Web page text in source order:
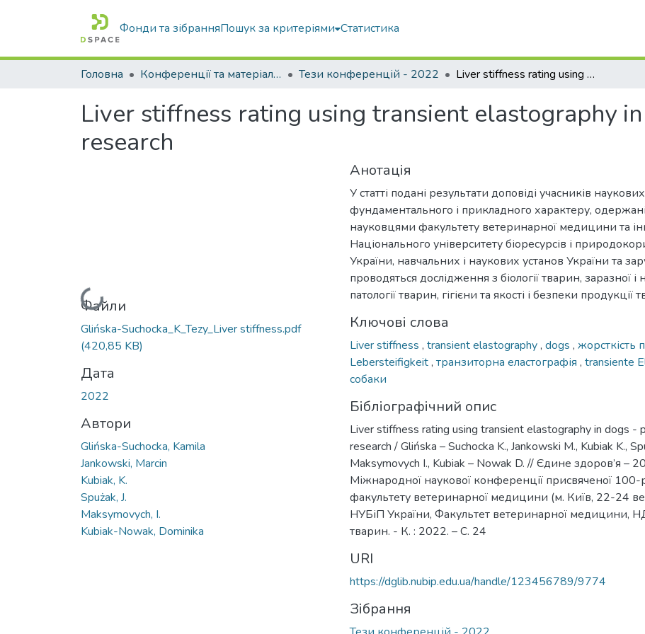
Фонди та зібранняПошук за критеріями Статистика
Головна Конференції та матеріали конференцій Тези конференцій - 2022 Liver stiffness rating using transient elastography in dogs - preliminary research
Liver stiffness rating using transient elastography
research
Вантажиться...
Файли
Glińska-Suchocka_K_Tezy_Liver stiffness.pdf
(420,85 KB)
Дата
2022
Автори
Glińska-Suchocka, Kamila
Jankowski, Marcin
Kubiak, K.
Spużak, J.
Maksymovych, I.
Kubiak-Nowak, Dominika
Анотація
У статті подані результати доповіді учасників
фундаментального і прикладного характеру,
науковцями факультету ветеринарної медицини та
Національного університету біоресурсів і
України, навчальних і наукових установ України та
проводяться дослідження з біології тварин, заразної і
патології тварин, гігієни та якості і безпеки продукції
Ключові слова
Liver stiffness , transient elastography, dogs , жорсткість
Lebersteifigkeit, транзиторна еластографія , transiente
собаки
Бібліографічний опис
Liver stiffness rating using transient elastography in dogs -
research / Glińska – Suchocka K., Jankowski M., Kubiak K.,
Maksymovych I., Kubiak – Nowak D. // Єдине здоров’я –
Міжнародної наукової конференції присвяченої
факультету ветеринарної медицини (м. Київ, 22-24
НУБіП України, Факультет ветеринарної медицини,
тварин. - К. : 2022. – С. 24
URI
https://dglib.nubip.edu.ua/handle/123456789/9774
Зібрання